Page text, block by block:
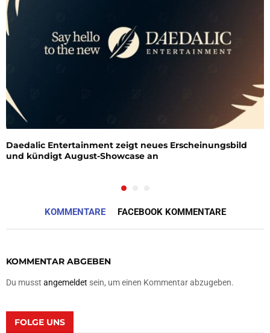
Daedalic Entertainment zeigt neues Erscheinungsbild
und kündigt August-Showcase an
KOMMENTARE FACEBOOK KOMMENTARE
KOMMENTAR ABGEBEN
Du musst angemeldet sein, um einen Kommentar abzugeben.
FOLGE UNS